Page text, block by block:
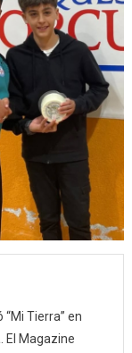
Tierra” en
El Magazine